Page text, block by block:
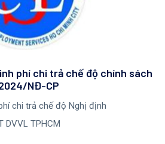
phí chi trả chế độ chính sách
NĐ-CP
chi trả chế độ Nghị định
DVVL TPHCM